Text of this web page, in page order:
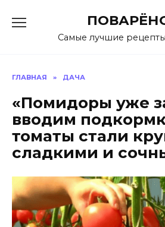
содержаниюСамые лучшие
ГЛАВНАЯ » ДАЧА
«Помидоры уже
вводим
томаты стали
сладкими и